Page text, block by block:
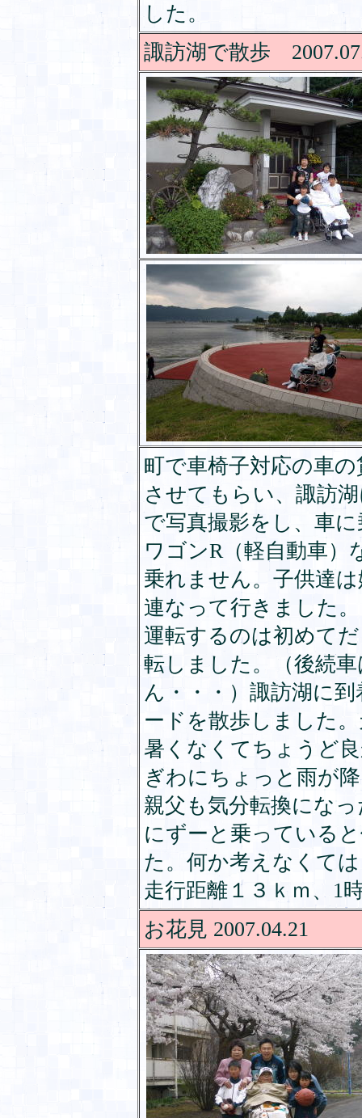
した。
諏訪湖で散歩
町で車椅子対応の車
させてもらい、諏訪
で写真撮影をし、車
ワゴンR（軽自動車）
乗れません。子供達
連なって行きました
運転するのは初めて
転しました。（後続
ん・・・）諏訪湖に
ードを散歩しました
暑くなくてちょうど
ぎわにちょっと雨が
親父も気分転換にな
にずーと乗っている
た。何か考えなくて
走行距離１３ｋｍ、1
お花見 2007.04.21